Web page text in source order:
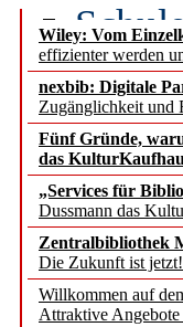
Wiley: Vom
effizienter werden
nexbib: Digitale
Zugänglichkeit und
Fünf Gründe,
das
„Services für
Dussmann das
Zentralbibliothek
Die Zukunft ist
Willkommen auf
Attraktive